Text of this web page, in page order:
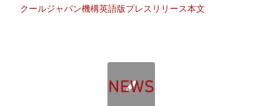
クールジャパン機構英語版プレスリリース本文